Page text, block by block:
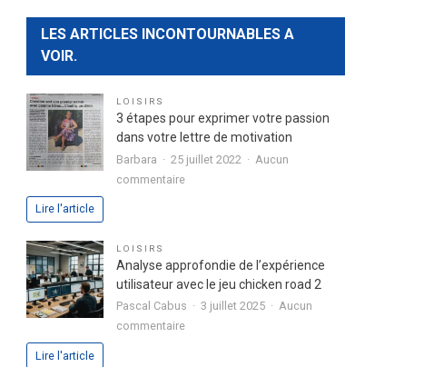
LES ARTICLES INCONTOURNABLES A
VOIR.
LOISIRS
3 étapes pour exprimer votre passion
dans votre lettre de motivation
Barbara 25 juillet 2022
Aucun
commentairesur
exprimer
votre
passion
Lire l'article
LOISIRS
Analyse approfondie de l’expérience
utilisateur avec le jeu chicken road 2
Pascal Cabus 3 juillet 2025
Aucun
commentairesur
Lire l'article